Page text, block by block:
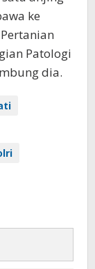
ke
Patologi
dia.